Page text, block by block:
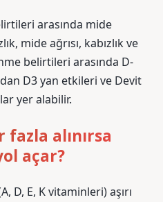
arasında mide
mide ağrısı, kabızlık ve
belirtileri arasında D-
D3 yan etkileri ve Devit
yer alabilir.
alınırsa
açar?
D, E, K vitaminleri) aşırı